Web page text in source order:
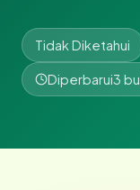
Tidak Diketahui
Diperbarui3